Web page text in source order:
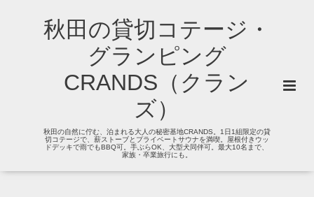
秋田の貸切コテージ・
グランピング
CRANDS（クラン
ズ）
秋田の自然に佇む、泊まれる大人の秘密基地CRANDS。1日1組限定の貸
切コテージで、薪ストーブとプライベートサウナを満喫。屋根付きウッ
ドデッキで雨でもBBQ可。手ぶらOK、大型犬同伴可。最大10名まで、
家族・卒業旅行にも。